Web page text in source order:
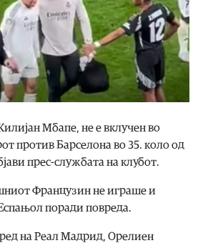
Мбапе, не е вклучен во
против Барселона во 35. коло од
прес-службата на клубот.
Французин не играше и
поради повреда.
на Реал Мадрид, Орелиен